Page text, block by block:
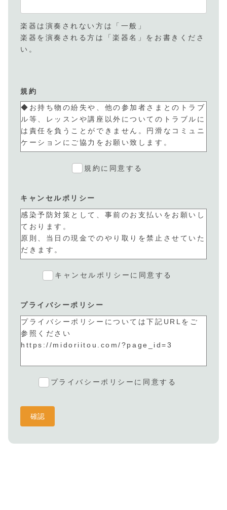
楽器は演奏されない方は「一般」
楽器を演奏される方は「楽器名」をお書きくださ
い。
規約
◆お持ち物の紛失や、他の参加者さまとのトラブ
ル等、レッスンや講座以外についてのトラブルに
は責任を負うことができません。円滑なコミュニ
ケーションにご協力をお願い致します。
◆講座中で楽器をぶつけてしまった・壊してしま
◆当レッスン会でのホワイトボードへの書き込
み・使用した資料については、著作権の都合上
SNSやブログなどの一般公開を禁じます。
受講中の写真撮影についても、掲載を嫌がる方も
いらっしゃいますのでご配慮をいただきますよう
お願い申し上げます。
録後の案内にてお手続きをお願いいたします。
その他規約については、伊藤緑WEBサイトの記
載内容に則ります。
規約に同意する
キャンセルポリシー
感染予防対策として、事前のお支払いをお願いし
ております。
原則、当日の現金でのやり取りを禁止させていた
だきます。
受講者様のご都合によるキャンセルについては、
前日のキャンセルは50％
当日のキャンセルは返金できません。
キャンセルポリシーに同意する
プライバシーポリシー
プライバシーポリシーについては下記URLをご
参照ください
https://midoriitou.com/?page_id=3
プライバシーポリシーに同意する